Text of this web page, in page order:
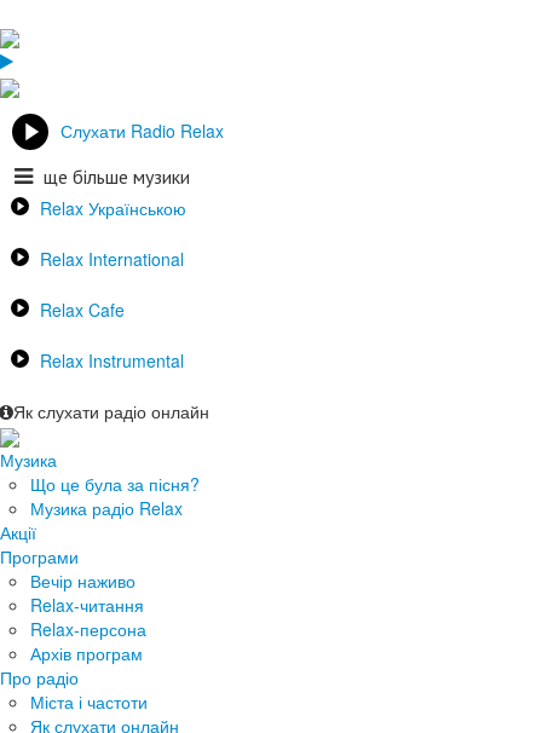
Слухати Radio Relax
ще більше музики
Relax Українською
Relax International
Relax Cafe
Relax Instrumental
Як слухати радіо онлайн
Музика
Що це була за пісня?
Музика радіо Relax
Акції
Програми
Вечір наживо
Relax-читання
Relax-персона
Архів програм
Про радіо
Міста і частоти
Як слухати онлайн